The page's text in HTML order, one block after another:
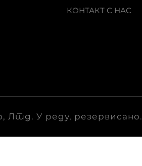
КОНТАКТ С НАС
Лтд. У реду, резервисано.